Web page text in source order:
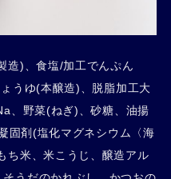
造)、食塩/加工でんぷん
うゆ(本醸造)、脱脂加工大
、野菜(ねぎ)、砂糖、油揚
固剤(塩化マグネシウム〈海
ち米、米こうじ、醸造アル